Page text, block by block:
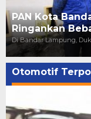
PAN Kota
Ringankan
Di Bandar Lampung,
Otomotif